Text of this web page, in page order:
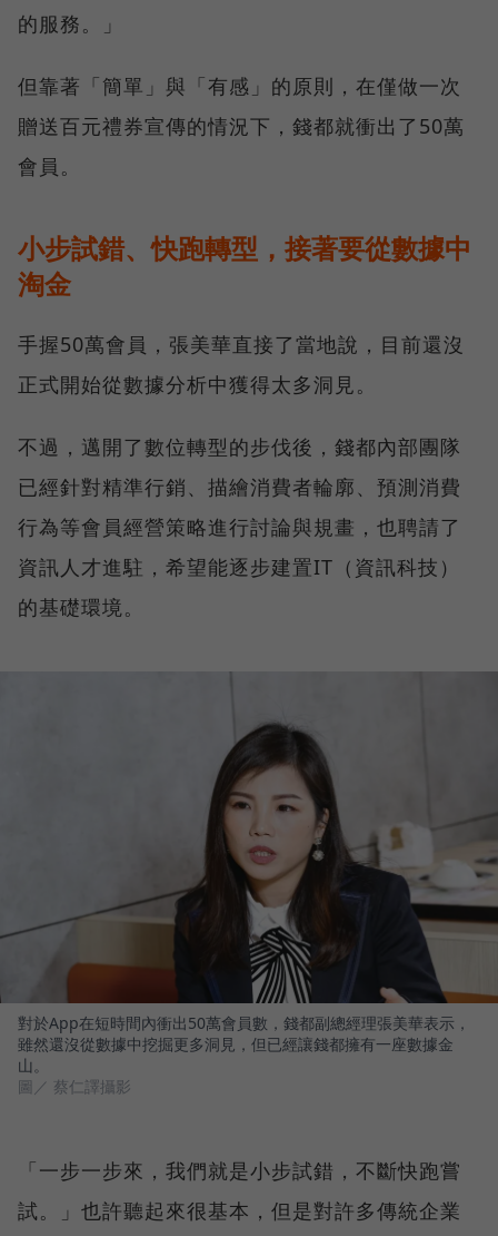
的服務。」
但靠著「簡單」與「有感」的原則，在僅做一次
贈送百元禮券宣傳的情況下，錢都就衝出了50萬
會員。
小步試錯、快跑轉型，接著要從數據中
淘金
手握50萬會員，張美華直接了當地說，目前還沒
正式開始從數據分析中獲得太多洞見。
不過，邁開了數位轉型的步伐後，錢都內部團隊
已經針對精準行銷、描繪消費者輪廓、預測消費
行為等會員經營策略進行討論與規畫，也聘請了
資訊人才進駐，希望能逐步建置IT（資訊科技）
的基礎環境。
對於App在短時間內衝出50萬會員數，錢都副總經理張美華表示，
雖然還沒從數據中挖掘更多洞見，但已經讓錢都擁有一座數據金
山。
圖／ 蔡仁譯攝影
「一步一步來，我們就是小步試錯，不斷快跑嘗
試。」也許聽起來很基本，但是對許多傳統企業